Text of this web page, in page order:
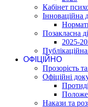
Кабінет
Інноваційна
Позакласна
2025-
Публікаційна
ОФІЦІЙНО
Прозорість
Офіційні
Накази та